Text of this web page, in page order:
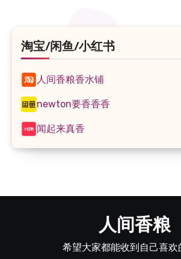
淘宝/闲鱼/小红书
人间香粮香水铺
newton要香香香
闻起来真香
人间香粮
希望大家都能收到自己喜欢